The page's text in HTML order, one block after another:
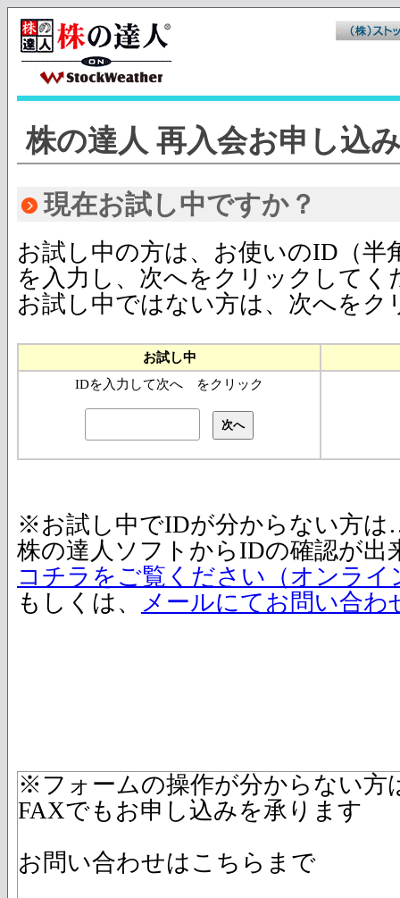
株の達人 再入会お申し込
現在お試し中ですか？
お試し中の方は、お使いのID（半
を入力し、次へをクリックしてく
お試し中ではない方は、次へを
お試し中
IDを入力して次へ をクリック
※お試し中でIDが分からない方
株の達人ソフトからIDの確認が出
コチラをご覧ください（オンライ
もしくは、 メールにてお問い合わ
※フォームの操作が分からない方
FAXでもお申し込みを承ります
お問い合わせはこちらまで